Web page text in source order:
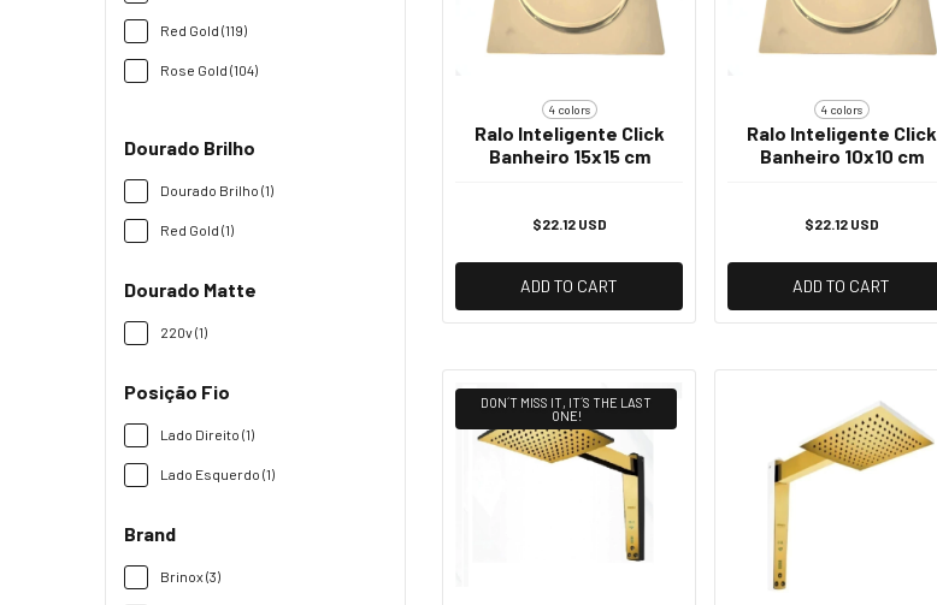
Red Gold (119)
Rose Gold (104)
Dourado Brilho
Dourado Brilho (1)
Red Gold (1)
Dourado Matte
220v (1)
Posição Fio
Lado Direito (1)
Lado Esquerdo (1)
Brand
Brinox (3)
4 colors
Ralo Inteligente Click
Banheiro 15x15 cm
$22.12 USD
ADD TO CART
4 colors
Ralo Inteligente Click
Banheiro 10x10 cm
$22.12 USD
ADD TO CART
DON´T MISS IT, IT´S THE LAST
ONE!